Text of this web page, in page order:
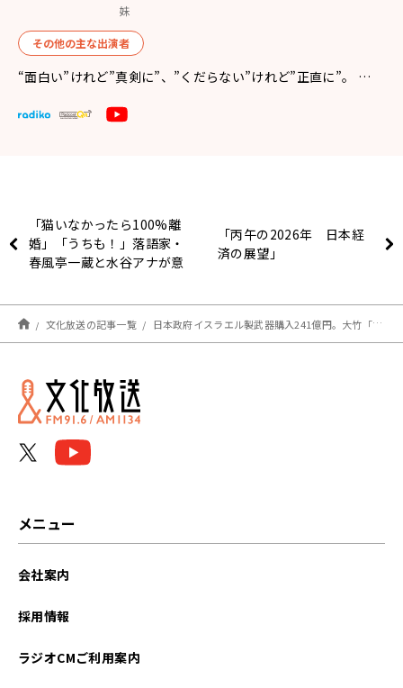
妹
その他の主な出演者
“面白い”けれど”真剣に”、”くだらない”けれど”正直に”。 …
「猫いなかったら100%離
婚」「うちも！」落語家・
春風亭一蔵と水谷アナが意
「丙午の2026年 日本経
済の展望」
文化放送の記事一覧 日本政府イスラエル製武器購入241億円。大竹「ガザ侵攻してるイスラエルから購入し続けるのはどうなんだろう」
メニュー
会社案内
採用情報
ラジオCMご利用案内